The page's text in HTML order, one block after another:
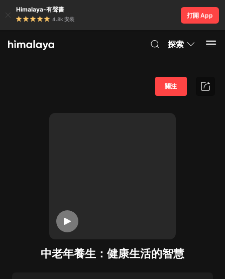
Himalaya-有聲書
4.8k 安裝
打開 App
探索
中老年養生：健康生活的智慧
關注